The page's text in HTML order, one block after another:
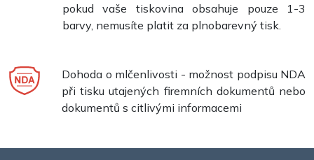
pokud vaše tiskovina obsahuje pouze 1-3
barvy, nemusíte platit za plnobarevný tisk.
Dohoda o mlčenlivosti - možnost podpisu NDA
při tisku utajených firemních dokumentů nebo
dokumentů s citlivými informacemi